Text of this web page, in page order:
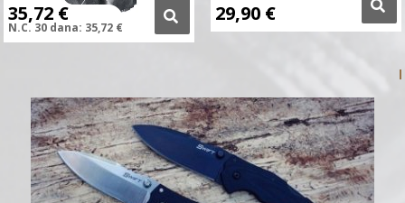
35,72 €
N.C. 30 dana: 35,72 €
29,90 €